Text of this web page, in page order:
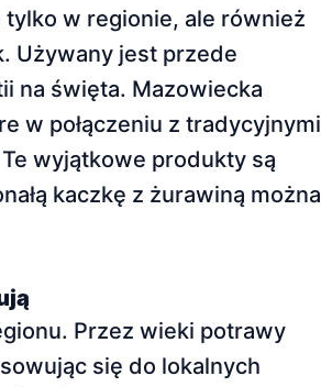
tylko w regionie, ale również
Używany jest przede
na święta. Mazowiecka
w połączeniu z tradycyjnymi
wyjątkowe produkty są
kaczkę z żurawiną można
Przez wieki potrawy
się do lokalnych